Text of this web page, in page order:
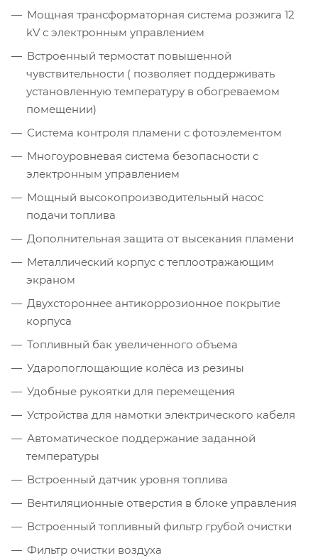
Мощная трансформаторная система розжига 12
kV с электронным управлением
Встроенный термостат повышенной
чувствительности ( позволяет поддерживать
установленную температуру в обогреваемом
помещении)
Система контроля пламени с фотоэлементом
Многоуровневая система безопасности с
электронным управлением
Мощный высокопроизводительный насос
подачи топлива
Дополнительная защита от высекания пламени
Металлический корпус с теплоотражающим
экраном
Двухстороннее антикоррозионное покрытие
корпуса
Топливный бак увеличенного объема
Ударопоглощающие колёса из резины
Удобные рукоятки для перемещения
Устройства для намотки электрического кабеля
Автоматическое поддержание заданной
температуры
Встроенный датчик уровня топлива
Вентиляционные отверстия в блоке управления
Встроенный топливный фильтр грубой очистки
Фильтр очистки воздуха